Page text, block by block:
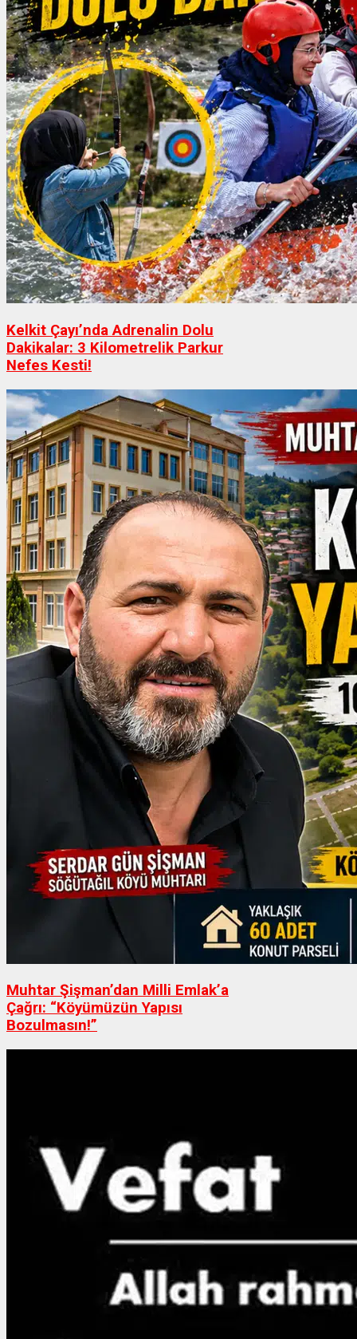
Kelkit Çayı’nda Adrenalin Dolu
Dakikalar: 3 Kilometrelik Parkur
Nefes Kesti!
Muhtar Şişman’dan Milli Emlak’a
Çağrı: “Köyümüzün Yapısı
Bozulmasın!”